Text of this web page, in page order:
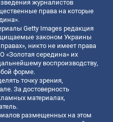
журналистов
права на которые
Getty Images редакция
законом Украины
никто не имеет права
«Золотая середина» их
воспроизводству,
форме.
точку зрения,
За достоверность
материалах,
размещенных на этом